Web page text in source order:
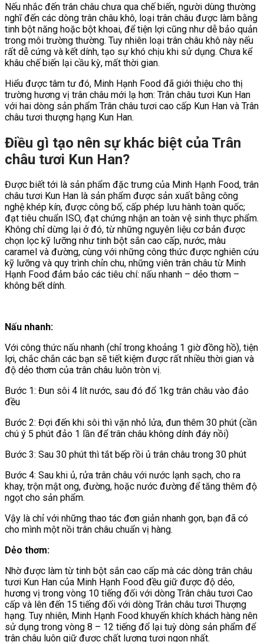
Nếu nhắc đến trân châu chưa qua chế biến, người dùng thường
nghĩ đến các dòng trân châu khô, loại trân châu được làm bằng
tinh bột năng hoặc bột khoai, để tiện lợi cũng như dễ bảo quản
trong môi trường thường. Tuy nhiên loại trân châu khô này nếu
rất dễ cứng và kết dính, tạo sự khó chịu khi sử dụng. Chưa kể
khâu chế biến lại cầu kỳ, mất thời gian.
Hiểu được tâm tư đó, Minh Hạnh Food đã giới thiệu cho thị
trường hương vị trân châu mới lạ hơn: Trân châu tươi Kun Han
với hai dòng sản phẩm Trân châu tươi cao cấp Kun Han và Trân
châu tươi thượng hạng Kun Han.
Điều gì tạo nên sự khác biệt của Trân
châu tươi Kun Han?
Được biết tới là sản phẩm đặc trưng của Minh Hạnh Food, trân
châu tươi Kun Han là sản phẩm được sản xuất bằng công
nghệ khép kín, được công bố, cấp phép lưu hành toàn quốc;
đạt tiêu chuẩn ISO, đạt chứng nhận an toàn vệ sinh thực phẩm.
Không chỉ dừng lại ở đó, từ những nguyên liệu cơ bản được
chọn lọc kỹ lưỡng như tinh bột sắn cao cấp, nước, màu
caramel và đường, cùng với những công thức được nghiên cứu
kỹ lưỡng và quy trình chỉn chu, những viên trân châu từ Minh
Hạnh Food đảm bảo các tiêu chí: nấu nhanh – dẻo thơm –
không bết dính.
Nấu nhanh:
Với công thức nấu nhanh (chỉ trong khoảng 1 giờ đồng hồ), tiện
lợi, chắc chắn các bạn sẽ tiết kiệm được rất nhiều thời gian và
độ dẻo thơm của trân châu luôn tròn vị.
Bước 1: Đun sôi 4 lít nước, sau đó đổ 1kg trân châu vào đảo
đều
Bước 2: Đợi đến khi sôi thì vặn nhỏ lửa, đun thêm 30 phút (cần
chú ý 5 phút đảo 1 lần để trân châu không dính đáy nồi)
Bước 3: Sau 30 phút thì tắt bếp rồi ủ trân châu trong 30 phút
Bước 4: Sau khi ủ, rửa trân châu với nước lạnh sạch, cho ra
khay, trộn mật ong, đường, hoặc nước đường để tăng thêm độ
ngọt cho sản phẩm.
Vậy là chỉ với những thao tác đơn giản nhanh gọn, bạn đã có
cho mình một nồi trân châu chuẩn vị hàng.
Dẻo thơm:
Nhờ được làm từ tinh bột sắn cao cấp mà các dòng trân châu
tươi Kun Han của Minh Hạnh Food đều giữ được độ dẻo,
hương vị trong vòng 10 tiếng đối với dòng Trân châu tươi Cao
cấp và lên đến 15 tiếng đối với dòng Trân châu tươi Thượng
hạng. Tuy nhiên, Minh Hạnh Food khuyến khích khách hàng nên
sử dụng trong vòng 8 – 12 tiếng đổ lại tuỳ dòng sản phẩm để
trân châu luôn giữ được chất lượng tươi ngon nhất.